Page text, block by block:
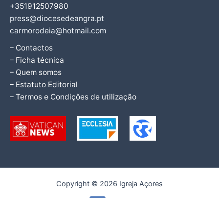
+351912507980
press@diocesedeangra.pt
carmorodeia@hotmail.com
– Contactos
– Ficha técnica
– Quem somos
– Estatuto Editorial
– Termos e Condições de utilização
Copyright © 2026 Igreja Açores